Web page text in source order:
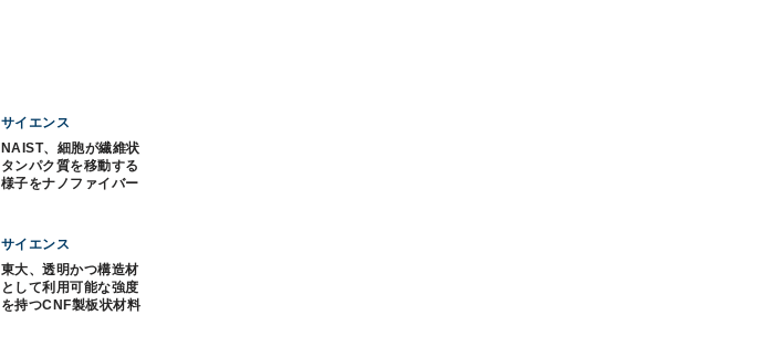
サイエンス
NAIST、細胞が繊維状
タンパク質を移動する
様子をナノファイバー
サイエンス
東大、透明かつ構造材
として利用可能な強度
を持つCNF製板状材料